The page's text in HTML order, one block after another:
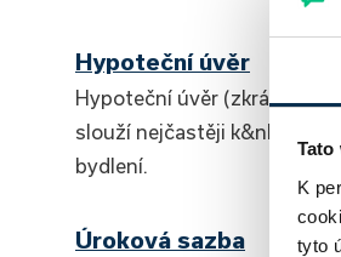
Tato
K
tyto
Hypoteční úvěr
Hypoteční úvěr (zkráceně
slouží nejčastěji
bydlení.
Úroková sazba